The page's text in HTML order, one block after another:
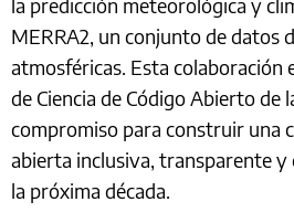
la predicción meteorológica y
MERRA2, un conjunto de datos
atmosféricas. Esta colaboración
de Ciencia de Código Abierto de
compromiso para construir una
abierta inclusiva, transparente
la próxima década.